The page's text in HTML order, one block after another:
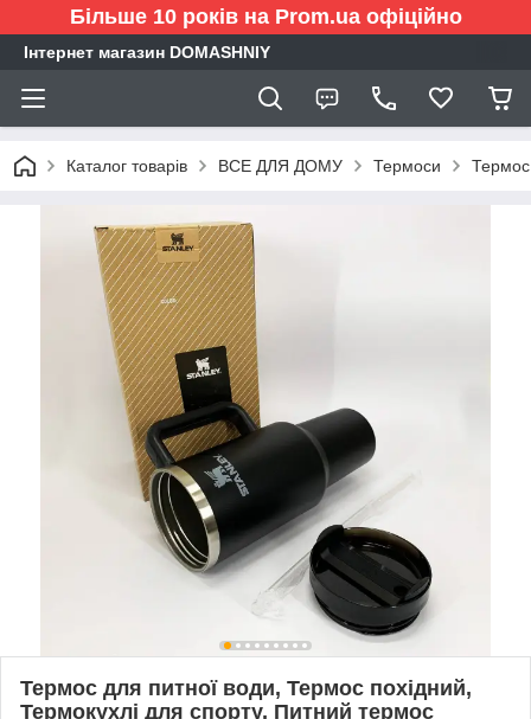
Більше 10 років на Prom.ua офіційно
Інтернет магазин DOMASHNIY
Каталог товарів ВСЕ ДЛЯ ДОМУ Термоси Термос
Термос для питної води, Термос похідний,
Термокухлі для спорту, Питний термос